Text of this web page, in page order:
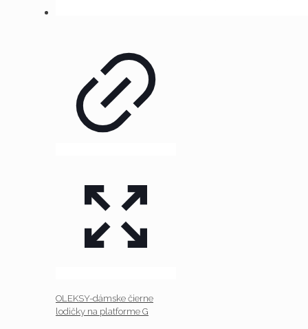
OLEKSY-dámske čierne
lodičky na platforme G